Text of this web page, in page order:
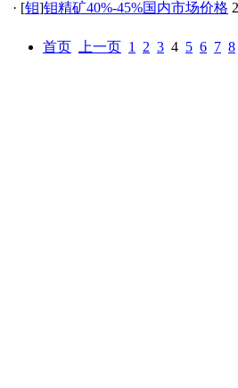
· [钼]钼精矿40%-45%国内市场价格
首页 上一页 1 2 3 4 5 6 7 8